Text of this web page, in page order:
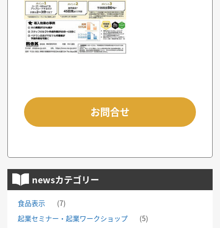
お問合せ
newsカテゴリー
食品表示
(7)
起業セミナー・起業ワークショップ
(5)